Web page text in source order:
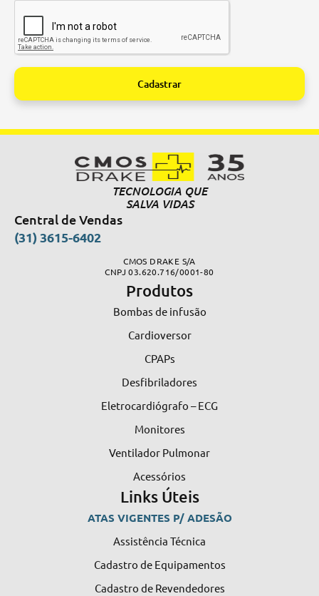
Cadastrar
TECNOLOGIA QUE
SALVA VIDAS
Central de Vendas
(31) 3615-6402
CMOS DRAKE S/A
CNPJ 03.620.716/0001-80
Produtos
Bombas de infusão
Cardioversor
CPAPs
Desfibriladores
Eletrocardiógrafo – ECG
Monitores
Ventilador Pulmonar
Acessórios
Links Úteis
ATAS VIGENTES P/ ADESÃO
Assistência Técnica
Cadastro de Equipamentos
Cadastro de Revendedores